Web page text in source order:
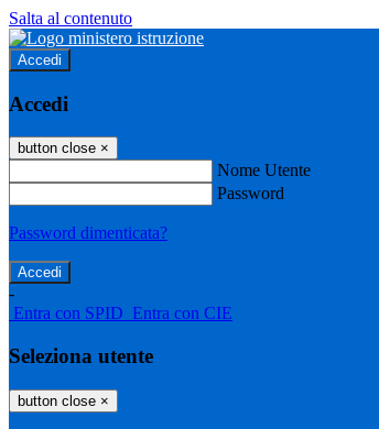
Salta al contenuto
Accedi
Accedi
button close ×
Nome Utente
Password
Password dimenticata?
-
Entra con SPID Entra con CIE
Seleziona utente
button close ×